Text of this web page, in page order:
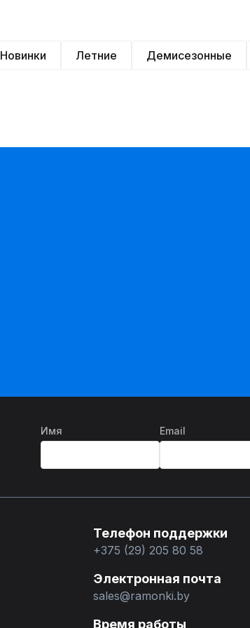
Новинки Летние Демисезонные
Имя Email
Телефон поддержки
+375 (29) 205 80 58
Электронная почта
sales@ramonki.by
Время работы